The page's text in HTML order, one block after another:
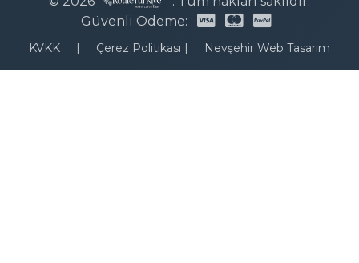
Güvenli Ödeme:
KVKK | Çerez Politikası | Nevşehir Web Tasarım